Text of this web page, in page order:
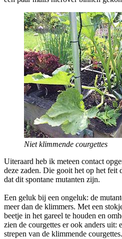
Niet klimmende courgettes
Uiteraard heb ik meteen contact
deze zaden. Die gooit het op het feit
dat dit spontane mutanten zijn.
Een geluk bij een ongeluk: de
meer dan de klimmers. Met een
beetje in het gareel te houden en
zien de courgettes er ook anders uit:
strepen van de klimmende courgettes.